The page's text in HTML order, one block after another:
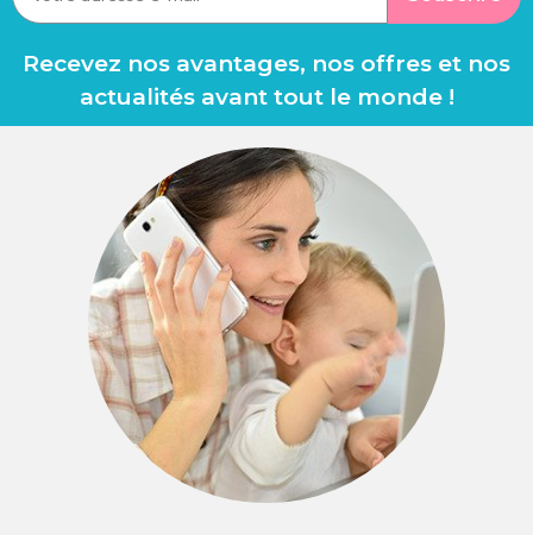
Recevez nos avantages, nos offres et nos
actualités avant tout le monde !